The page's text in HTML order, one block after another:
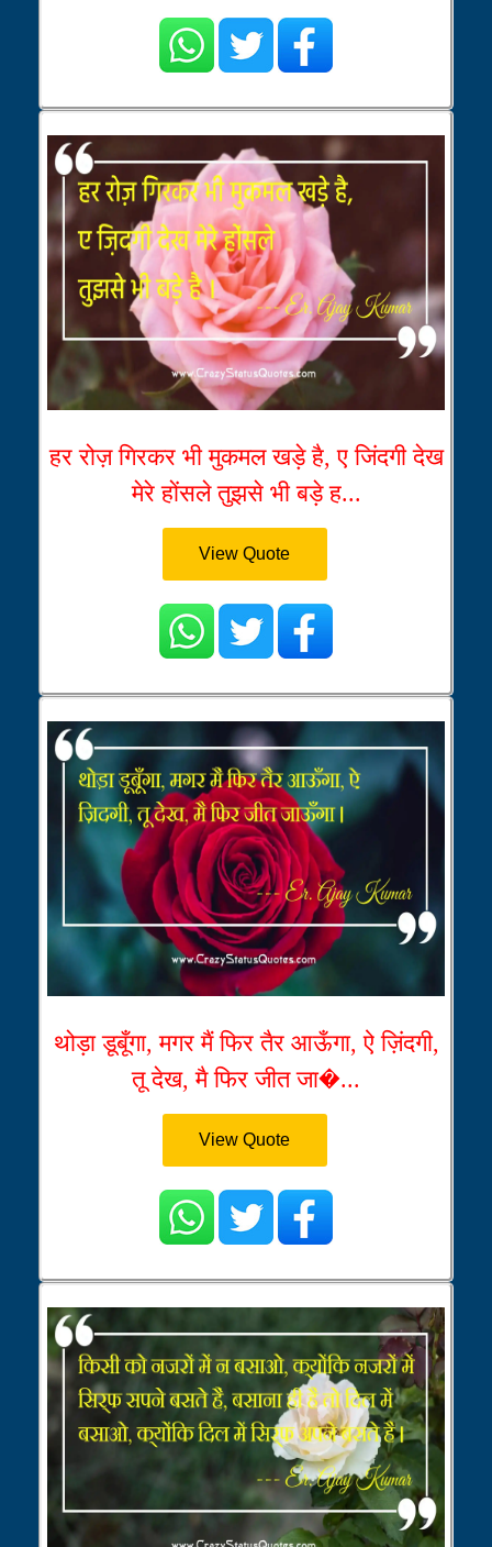
हर रोज़ गिरकर भी मुकमल खड़े है, ए जिंदगी देख
मेरे होंसले तुझसे भी बड़े ह...
View Quote
थोड़ा डूबूँगा, मगर मैं फिर तैर आऊँगा, ऐ ज़िंदगी,
तू देख, मै फिर जीत जा�...
View Quote